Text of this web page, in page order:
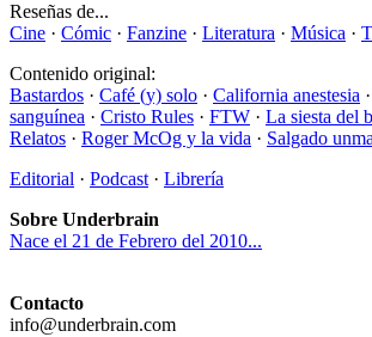
Reseñas de...
Cine · Cómic · Fanzine · Literatura · Música ·
Contenido original:
Bastardos · Café (y) solo · California anestesia ·
sanguínea · Cristo Rules · FTW · La siesta del
Relatos · Roger McOg y la vida · Salgado
Editorial · Podcast · Librería
Sobre Underbrain
Nace el 21 de Febrero del 2010...
Contacto
info@underbrain.com